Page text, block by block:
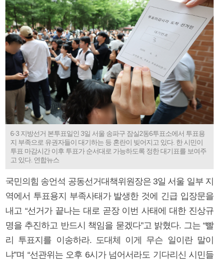
6·3 지방선거 본투표일인 3일 서울 송파구 잠실2동6투표소에서 투표용
지 부족으로 유권자들이 대기하는 등 혼란이 빚어지고 있다. 한 시민이
투표 마감시간 이후 투표가 순서대로 가능하도록 정한 대기표를 보여주
고 있다. 연합뉴스
국민의힘 송언석 공동선거대책위원장은 3일 서울 일부 지
역에서 투표용지 부족사태가 발생한 것에 긴급 입장문을
내고 “선거가 끝나는 대로 곧장 이번 사태에 대한 진상규
명을 추진하고 반드시 책임을 묻겠다”고 밝혔다. 그는 “빨
리 투표지를 이송하라. 도대체 이게 무슨 일이란 말이
냐”며 “선관위는 오후 6시가 넘어서라도 기다리신 시민들